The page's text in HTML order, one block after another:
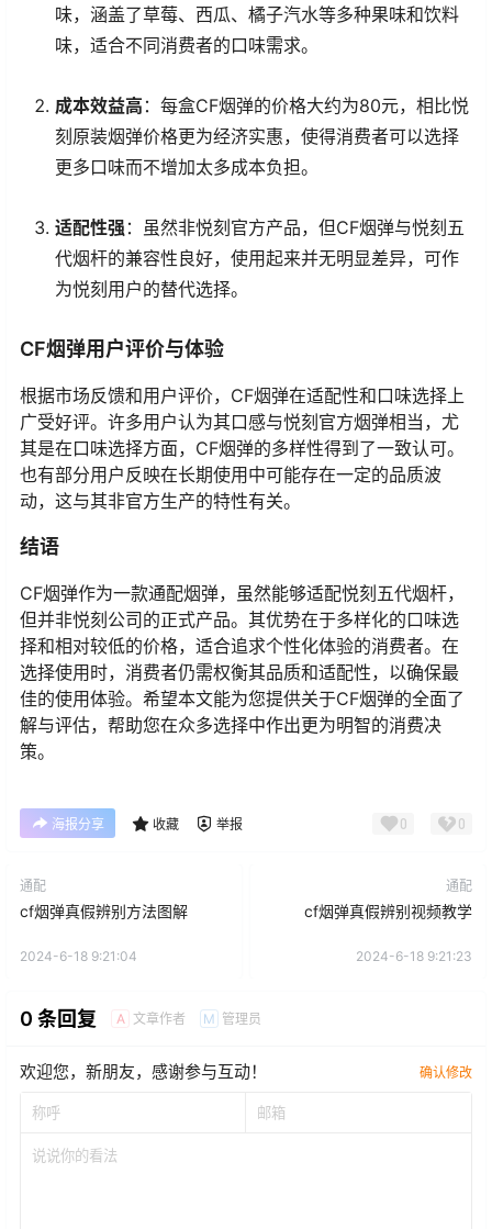
味，涵盖了草莓、西瓜、橘子汽水等多种果味和饮料
味，适合不同消费者的口味需求。
成本效益高 ：每盒CF烟弹的价格大约为80元，相比悦
刻原装烟弹价格更为经济实惠，使得消费者可以选择
更多口味而不增加太多成本负担。
适配性强 ：虽然非悦刻官方产品，但CF烟弹与悦刻五
代烟杆的兼容性良好，使用起来并无明显差异，可作
为悦刻用户的替代选择。
CF烟弹用户评价与体验
根据市场反馈和用户评价，CF烟弹在适配性和口味选择上
广受好评。许多用户认为其口感与悦刻官方烟弹相当，尤
其是在口味选择方面，CF烟弹的多样性得到了一致认可。
也有部分用户反映在长期使用中可能存在一定的品质波
动，这与其非官方生产的特性有关。
结语
CF烟弹作为一款通配烟弹，虽然能够适配悦刻五代烟杆，
但并非悦刻公司的正式产品。其优势在于多样化的口味选
择和相对较低的价格，适合追求个性化体验的消费者。在
选择使用时，消费者仍需权衡其品质和适配性，以确保最
佳的使用体验。希望本文能为您提供关于CF烟弹的全面了
解与评估，帮助您在众多选择中作出更为明智的消费决
策。
海报分享 收藏 举报 0 0
通配
cf烟弹真假辨别方法图解
2024-6-18 9:21:04
通配
cf烟弹真假辨别视频教学
2024-6-18 9:21:23
0 条回复 A 文章作者 M 管理员
欢迎您，新朋友，感谢参与互动！ 确认修改